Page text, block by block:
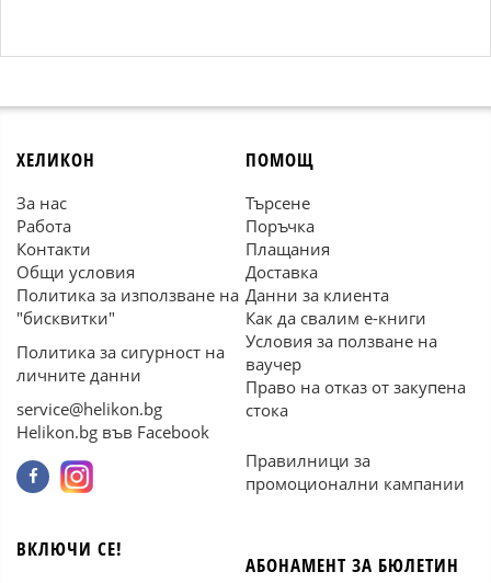
ХЕЛИКОН
За нас
Работа
Контакти
Общи условия
Политика за използване на
"бисквитки"
Политика за сигурност на
личните данни
service@helikon.bg
Helikon.bg във Facebook
ПОМОЩ
Търсене
Поръчка
Плащания
Доставка
Данни за клиента
Как да свалим е-книги
Условия за ползване на
ваучер
Право на отказ от закупена
стока
Правилници за
промоционални кампании
ВКЛЮЧИ СЕ!
АБОНАМЕНТ ЗА БЮЛЕТИН